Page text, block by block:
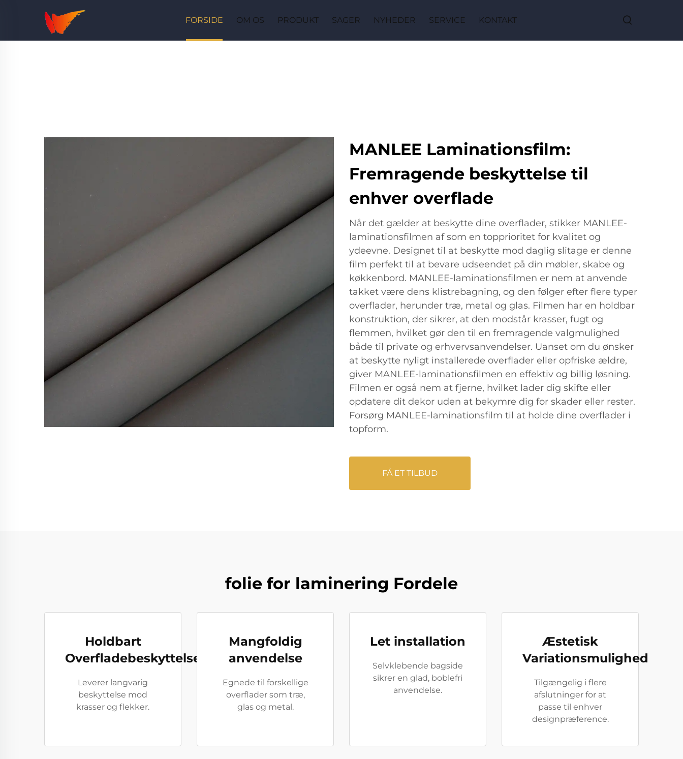
FORSIDE OM OS PRODUKT SAGER NYHEDER SERVICE KONTAKT
MANLEE Laminationsfilm:
Fremragende beskyttelse til
enhver overflade
Når det gælder at beskytte dine overflader, stikker MANLEE-
laminationsfilmen af som en topprioritet for kvalitet og
ydeevne. Designet til at beskytte mod daglig slitage er denne
film perfekt til at bevare udseendet på din møbler, skabe og
køkkenbord. MANLEE-laminationsfilmen er nem at anvende
takket være dens klistrebagning, og den følger efter flere typer
overflader, herunder træ, metal og glas. Filmen har en holdbar
konstruktion, der sikrer, at den modstår krasser, fugt og
flemmen, hvilket gør den til en fremragende valgmulighed
både til private og erhvervsanvendelser. Uanset om du ønsker
at beskytte nyligt installerede overflader eller opfriske ældre,
giver MANLEE-laminationsfilmen en effektiv og billig løsning.
Filmen er også nem at fjerne, hvilket lader dig skifte eller
opdatere dit dekor uden at bekymre dig for skader eller rester.
Forsørg MANLEE-laminationsfilm til at holde dine overflader i
topform.
FÅ ET TILBUD
folie for laminering Fordele
Holdbart
Overfladebeskyttelse
Leverer langvarig
beskyttelse mod
krasser og flekker.
Mangfoldig
anvendelse
Egnede til forskellige
overflader som træ,
glas og metal.
Let installation
Selvklebende bagside
sikrer en glad, boblefri
anvendelse.
Æstetisk
Variationsmulighed
Tilgængelig i flere
afslutninger for at
passe til enhver
designpræference.